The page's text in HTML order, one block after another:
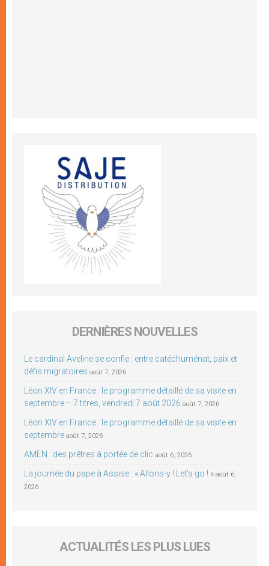
DERNIÈRES NOUVELLES
Le cardinal Aveline se confie : entre catéchuménat, paix et
défis migratoires août 7, 2026
Léon XIV en France : le programme détaillé de sa visite en
septembre – 7 titres, vendredi 7 août 2026 août 7, 2026
Léon XIV en France : le programme détaillé de sa visite en
septembre août 7, 2026
AMEN : des prêtres à portée de clic août 6, 2026
La journée du pape à Assise : « Allons-y ! Let’s go ! » août 6,
2026
ACTUALITÉS LES PLUS LUES